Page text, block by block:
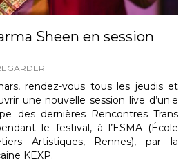
Sheen en session
rendez-vous tous les jeudis et
une nouvelle session live d’un·e
des dernières Rencontres Trans
le festival, à l’ESMA (École
Artistiques, Rennes), par la
KEXP.